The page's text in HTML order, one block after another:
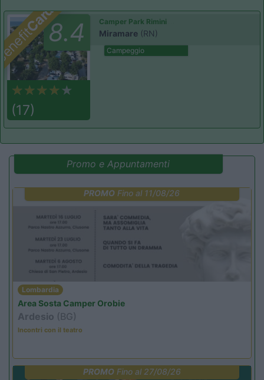
Card8.4
(17)
Camper Park Rimini
Miramare (RN)
Campeggio
Promo e Appuntamenti
PROMO Fino al 11/08/26
Lombardia
Area Sosta Camper Orobie
Ardesio (BG)
Incontri con il teatro
PROMOFino al 27/08/26